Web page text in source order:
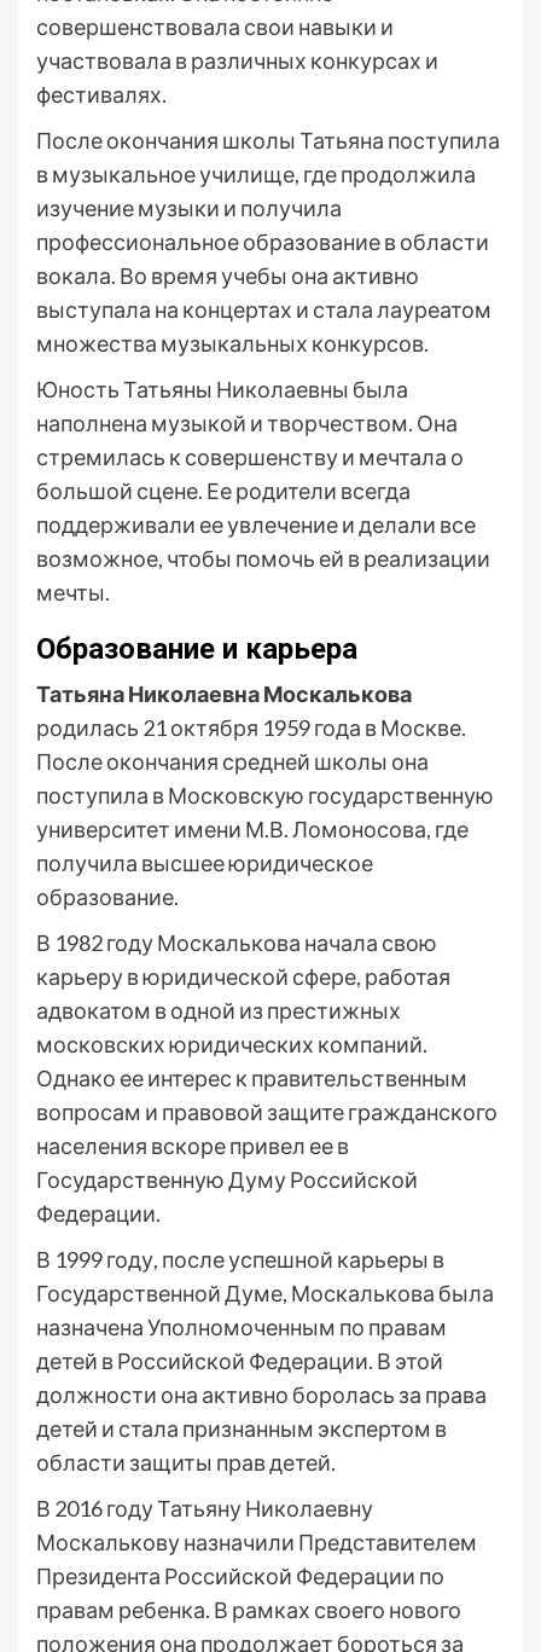
совершенствовала свои навыки и
участвовала в различных конкурсах и
фестивалях.
После окончания школы Татьяна поступила
в музыкальное училище, где продолжила
изучение музыки и получила
профессиональное образование в области
вокала. Во время учебы она активно
выступала на концертах и стала лауреатом
множества музыкальных конкурсов.
Юность Татьяны Николаевны была
наполнена музыкой и творчеством. Она
стремилась к совершенству и мечтала о
большой сцене. Ее родители всегда
поддерживали ее увлечение и делали все
возможное, чтобы помочь ей в реализации
мечты.
Образование и карьера
Татьяна Николаевна Москалькова
родилась 21 октября 1959 года в Москве.
После окончания средней школы она
поступила в Московскую государственную
университет имени М.В. Ломоносова, где
получила высшее юридическое
образование.
В 1982 году Москалькова начала свою
карьеру в юридической сфере, работая
адвокатом в одной из престижных
московских юридических компаний.
Однако ее интерес к правительственным
вопросам и правовой защите гражданского
населения вскоре привел ее в
Государственную Думу Российской
Федерации.
В 1999 году, после успешной карьеры в
Государственной Думе, Москалькова была
назначена Уполномоченным по правам
детей в Российской Федерации. В этой
должности она активно боролась за права
детей и стала признанным экспертом в
области защиты прав детей.
В 2016 году Татьяну Николаевну
Москалькову назначили Представителем
Президента Российской Федерации по
правам ребенка. В рамках своего нового
положения она продолжает бороться за